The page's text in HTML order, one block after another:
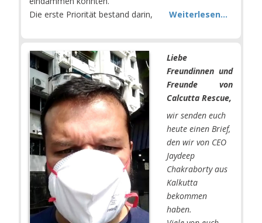
Die erste Priorität bestand darin, Weiterlesen...
Liebe
Freundinnen und
Freunde von
Calcutta Rescue,
wir senden euch
heute einen Brief,
den wir von CEO
Jaydeep
Chakraborty aus
Kalkutta
bekommen
haben.